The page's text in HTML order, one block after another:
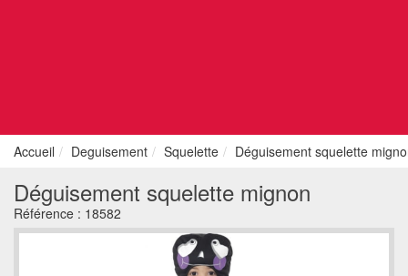
Accueil Deguisement Squelette Déguisement squelette
Déguisement squelette mignon
Référence : 18582